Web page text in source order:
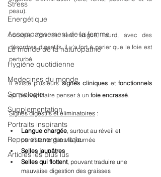
Stress
Energétique
Accompagnement de la femme
Le monde de la naturopathie
Hygiène quotidienne
Medecines du monde
Semiologie
Supplementation
Portraits inspirants
Repos et energie vitale
Articles les plus lus
peau).
Lorsque l'on se sent fatigué, lourd, avec des
désordres digestifs, il y'a fort à parier que le foie est
perturbé.
Il existe plusieurs signes cliniques et fonctionnels
qui peuvent faire penser à un foie encrassé
Signes digestifs et éliminatoires :
Langue chargée , surtout au réveil et
persistante dans la journée
Selles jaunâtres
Selles qui flottent, pouvant traduire une
mauvaise digestion des graisses